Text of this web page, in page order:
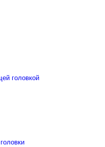
головкой